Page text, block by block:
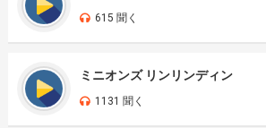
615 聞く
ミニオンズ リンリンディン
1131 聞く